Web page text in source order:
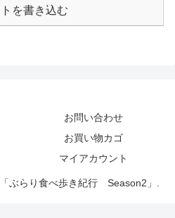
を書き込む
お問い合わせ
お買い物カゴ
マイアカウント
ぶらり食べ歩き紀行 Season2」.